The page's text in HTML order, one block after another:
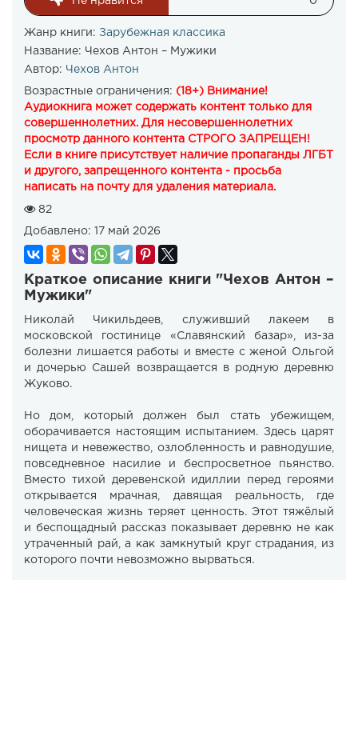
Жанр книги: Зарубежная классика
Название: Чехов Антон – Мужики
Автор: Чехов Антон
Возрастные ограничения: (18+) Внимание!
Аудиокнига может содержать контент только для
совершеннолетних. Для несовершеннолетних
просмотр данного контента СТРОГО ЗАПРЕЩЕН!
Если в книге присутствует наличие пропаганды ЛГБТ
и другого, запрещенного контента - просьба
написать на почту для удаления материала.
82
Добавлено: 17 май 2026
Краткое описание книги "Чехов Антон –
Мужики"
Николай Чикильдеев, служивший лакеем в
московской гостинице «Славянский базар», из-за
болезни лишается работы и вместе с женой Ольгой
и дочерью Сашей возвращается в родную деревню
Жуково.
Но дом, который должен был стать убежищем,
оборачивается настоящим испытанием. Здесь царят
нищета и невежество, озлобленность и равнодушие,
повседневное насилие и беспросветное пьянство.
Вместо тихой деревенской идиллии перед героями
открывается мрачная, давящая реальность, где
человеческая жизнь теряет ценность. Этот тяжёлый
и беспощадный рассказ показывает деревню не как
утраченный рай, а как замкнутый круг страдания, из
которого почти невозможно вырваться.